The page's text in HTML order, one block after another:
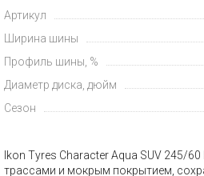
Артикул
Ширина шины
Профиль шины, %
Диаметр диска, дюйм
Сезон
Ikon Tyres Character Aqua SUV 245/
трассами и мокрым покрытием,